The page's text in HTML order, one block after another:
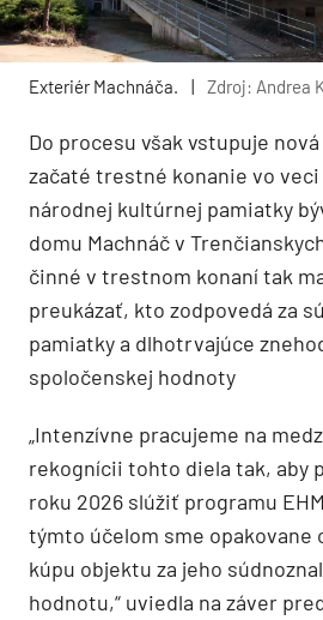
Exteriér Machnáča. | Zdroj: Andrea
Do procesu však vstupuje
začaté trestné konanie vo
národnej kultúrnej pamiatky
domu Machnáč v
činné v trestnom konaní tak
preukázať, kto zodpovedá za
pamiatky a dlhotrvajúce
spoločenskej hodnoty
„Intenzívne pracujeme na
rekognícii tohto diela tak, aby
roku 2026 slúžiť programu
týmto účelom sme opakovane
kúpu objektu za jeho
hodnotu,“ uviedla na záver